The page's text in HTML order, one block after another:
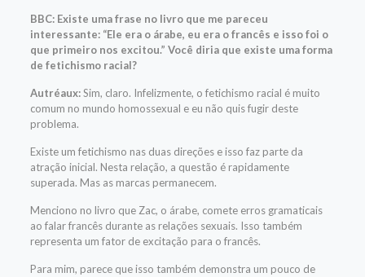
BBC: Existe uma frase no livro que me pareceu
interessante: “Ele era o árabe, eu era o francês e isso foi o
que primeiro nos excitou.” Você diria que existe uma forma
de fetichismo racial?
Autréaux:Sim, claro. Infelizmente, o fetichismo racial é muito
comum no mundo homossexual e eu não quis fugir deste
problema.
Existe um fetichismo nas duas direções e isso faz parte da
atração inicial. Nesta relação, a questão é rapidamente
superada. Mas as marcas permanecem.
Menciono no livro que Zac, o árabe, comete erros gramaticais
ao falar francês durante as relações sexuais. Isso também
representa um fator de excitação para o francês.
Para mim, parece que isso também demonstra um pouco de